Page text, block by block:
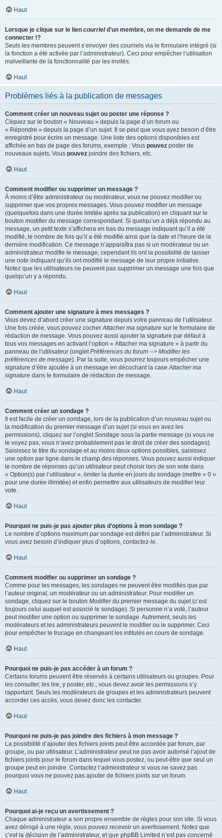
Haut
Lorsque je clique sur le lien courrield’un membre, on me demande de me
connecter !?
Seuls les membres peuvent s’envoyer des courriels via le formulaire intégré (si
la fonction a été activée par l’administrateur). Ceci pour empêcher l’utilisation
malveillante de la fonctionnalité par les invités.
Haut
Problèmes liés à la publication de messages
Comment créer un nouveau sujet ou poster une réponse ?
Cliquez sur le bouton « Nouveau » depuis la page d’un forum ou
« Répondre » depuis la page d’un sujet. Il se peut que vous ayez besoin d’être
enregistré pour écrire un message. Une liste des options disponibles est
affichée en bas de page des forums, exemple : Vous pouvez poster de
nouveaux sujets, Vous pouvez joindre des fichiers, etc.
Haut
Comment modifier ou supprimer un message ?
À moins d’être administrateur ou modérateur, vous ne pouvez modifier ou
supprimer que vos propres messages. Vous pouvez modifier un message
(quelquefois dans une durée limitée après sa publication) en cliquant sur le
bouton modifierdu message correspondant. Si quelqu’un a déjà répondu au
message, un petit texte s’affichera en bas du message indiquant qu’il a été
modifié, le nombre de fois qu’il a été modifié ainsi que la date et l’heure de la
dernière modification. Ce message n’apparaîtra pas si un modérateur ou un
administrateur modifie le message, cependant ils ont la possibilité de laisser
une note indiquant qu’ils ont modifié le message de leur propre initiative.
Notez que les utilisateurs ne peuvent pas supprimer un message une fois que
quelqu’un y a répondu.
Haut
Comment ajouter une signature à mes messages ?
Vous devez d’abord créer une signature depuis votre panneau de l’utilisateur.
Une fois créée, vous pouvez cocherAttacher ma signature sur le formulaire de
rédaction de message. Vous pouvez aussi ajouter la signature par défaut à
tous vos messages en activant l’option « Attacher ma signature » à partir du
panneau de l’utilisateur (ongletPréférences du forum --> Modifier les
préférences de message). Par la suite, vous pourrez toujours empêcher une
signature d’être ajoutée à un message en décochant la caseAttacher ma
signature dans le formulaire de rédaction de message.
Haut
Comment créer un sondage ?
Il est facile de créer un sondage, lors de la publication d’un nouveau sujet ou
la modification du premier message d’un sujet (si vous en avez les
permissions), cliquez sur l’ongletSondage sous la partie message (si vous ne
le voyez pas, vous n’avez probablement pas le droit de créer des sondages).
Saisissez le titre du sondage et au moins deux options possibles, saisissez
une option par ligne dans le champ des réponses. Vous pouvez aussi indiquer
le nombre de réponses qu’un utilisateur peut choisir lors de son vote dans
« Option(s) par l’utilisateur », limiter la durée en jours du sondage (mettre « 0 »
pour une durée illimitée) et enfin permettre aux utilisateurs de modifier leur
vote.
Haut
Pourquoi ne puis-je pas ajouter plus d’options à mon sondage ?
Le nombre d’options maximum par sondage est défini par l’administrateur. Si
vous avez besoin d’indiquer plus d’options, contactez-le.
Haut
Comment modifier ou supprimer un sondage ?
Comme pour les messages, les sondages ne peuvent être modifiés que par
l’auteur original, un modérateur ou un administrateur. Pour modifier un
sondage, cliquez sur le bouton Modifierdu premier message du sujet (c’est
toujours celui auquel est associé le sondage). Si personne n’a voté, l’auteur
peut modifier une option ou supprimer le sondage. Autrement, seuls les
modérateurs et les administrateurs peuvent le modifier ou le supprimer. Ceci
pour empêcher le trucage en changeant les intitulés en cours de sondage.
Haut
Pourquoi ne puis-je pas accéder à un forum ?
Certains forums peuvent être réservés à certains utilisateurs ou groupes. Pour
les consulter, les lire, y poster, etc., vous devez avoir les permissions s’y
rapportant. Seuls les modérateurs de groupes et les administrateurs peuvent
accorder ces accès, vous devez donc les contacter.
Haut
Pourquoi ne puis-je pas joindre des fichiers à mon message ?
La possibilité d’ajouter des fichiers joints peut être accordée par forum, par
groupe, ou par utilisateur. L’administrateur peut ne pas avoir autorisé l’ajout de
fichiers joints pour le forum dans lequel vous postez, ou peut-être que seul un
groupe peut en joindre. Contactez l’administrateur si vous ne savez pas
pourquoi vous ne pouvez pas ajouter de fichiers joints sur un forum.
Haut
Pourquoi ai-je reçu un avertissement ?
Chaque administrateur a son propre ensemble de règles pour son site. Si vous
avez dérogé à une règle, vous pouvez recevoir un avertissement. Notez que
c’est la décision de l’administrateur, et que phpBB Limited n’est pas concerné